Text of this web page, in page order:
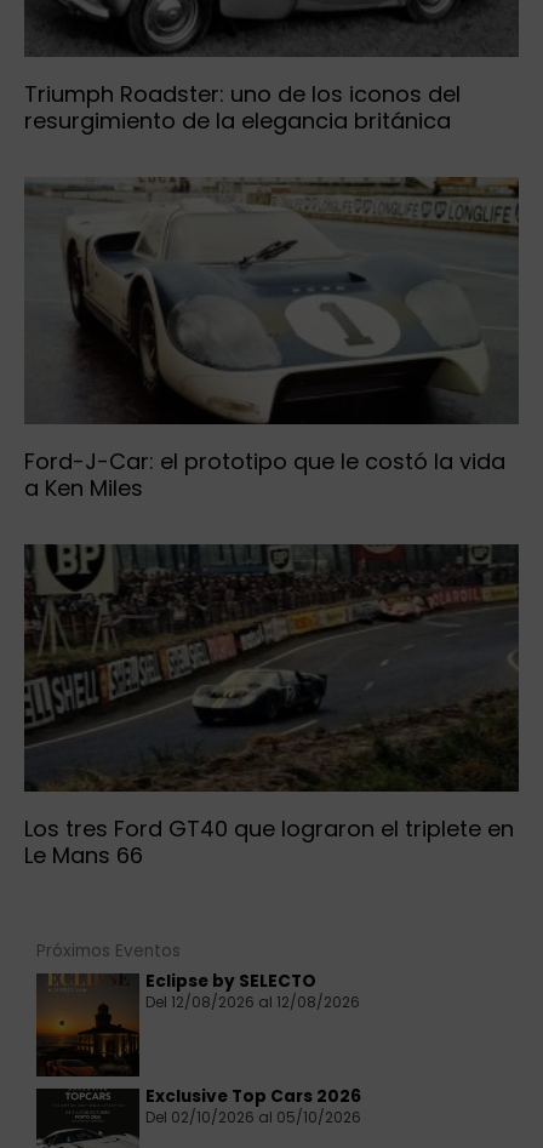
Triumph Roadster: uno de los iconos del
resurgimiento de la elegancia británica
Ford-J-Car: el prototipo que le costó la vida
a Ken Miles
Los tres Ford GT40 que lograron el triplete en
Le Mans 66
Próximos Eventos
Eclipse by SELECTO
Del 12/08/2026 al 12/08/2026
Exclusive Top Cars 2026
Del 02/10/2026 al 05/10/2026